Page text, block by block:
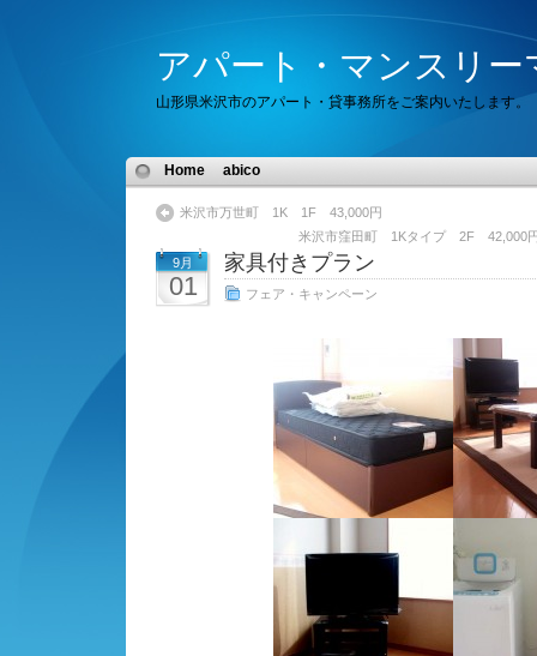
アパート・マンスリ
山形県米沢市のアパート・貸事務所をご案内いたします。
Home abico
米沢市万世町 1K 1F 43,000円
米沢市窪田町 1Kタイプ 2F 42,000
9月
01
家具付きプラン
フェア・キャンペーン